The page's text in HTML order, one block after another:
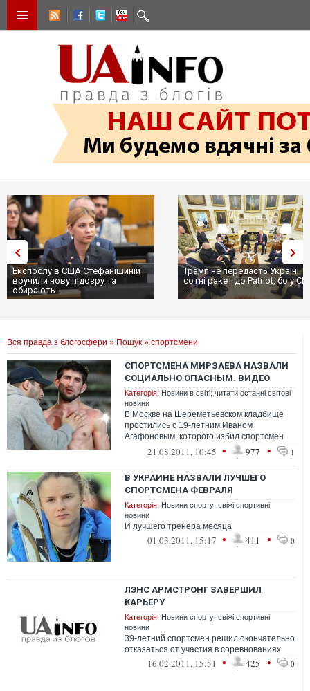
Експослу в США Стефанішиній
вручили нову підозру та
обирають...
Трамп не передасть Україні
сотні ракет до Patriot, бо у
...
Вся правда з блогосфери » Пошук » спортсмени
СПОРТСМЕНА МИРЗАЕВА НАЗВАЛИ
СОЦИАЛЬНО ОПАСНЫМ. ВИДЕО
Категорія: Новини в світі: читати останні світові
новини
В Москве на Шереметьевском кладбище
простились с 19-летним Иваном
Агафоновым, которого избил спортсмен
Расул Мирзаев. Траурную процессию
21.08.2011, 10:45 • 977 • 1
В УКРАИНЕ НАЗВАЛИ ЛУЧШЕГО
СПОРТСМЕНА ФЕВРАЛЯ
Категорія: Новини спорту: свіжі спортивні
новини
И лучшего тренера месяца
01.03.2011, 15:17 • 411 • 0
ЛЭНС АРМСТРОНГ ЗАВЕРШИЛ
КАРЬЕРУ
Категорія: Новини спорту: свіжі спортивні
новини
39-летний спортсмен решил окончательно
отказаться от участия в соревнованиях
16.02.2011, 15:51 • 425 • 0